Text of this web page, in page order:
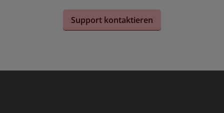
Support kontaktieren